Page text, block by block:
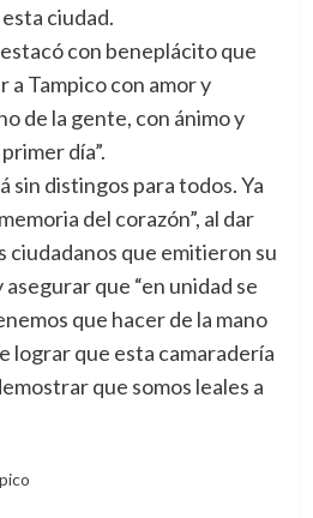
ciudad.
con beneplácito que
a Tampico con amor y
de la gente, con ánimo y
día”.
sin distingos para todos. Ya
del corazón”, al dar
ciudadanos que emitieron su
que “en unidad se
que hacer de la mano
lograr que esta camaradería
que somos leales a